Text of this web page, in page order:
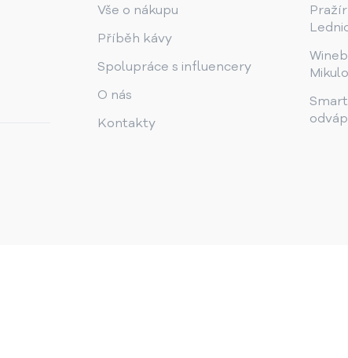
Vše o nákupu
Příběh kávy
Spolupráce s influencery
O nás
Kontakty